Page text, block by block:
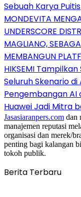
Sebuah Karya Puitis
MONDEVITA
UNDERSCORE
MAGLIANO,
MEMBANGUN
HIKSEMI
Seluruh Skenario di
Pengembangan AI
Huawei Jadi Mitra
Jasasiaranpers.com dan
manajemen reputasi
organisasi dan merek/
penting bagi kalangan
tokoh publik.
Berita Terbaru